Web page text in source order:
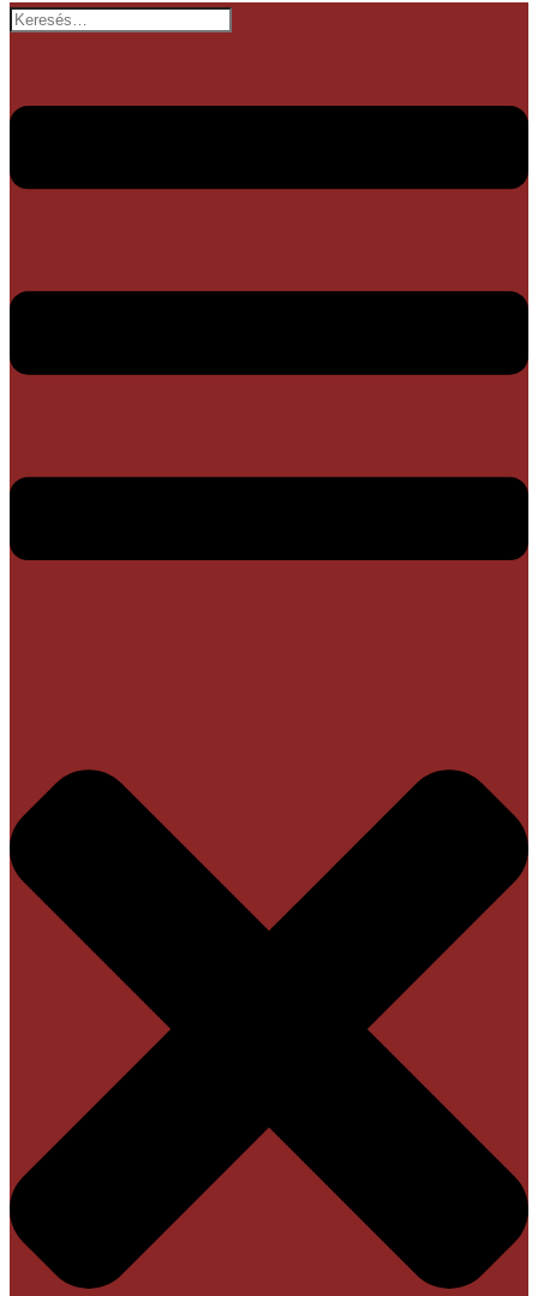
Keresés…